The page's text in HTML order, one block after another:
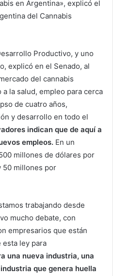
en Argentina», explicó el
del Cannabis
Productivo, y uno
explicó en el Senado, al
del cannabis
la salud, empleo para cerca
de cuatro años,
y desarrollo en todo el
indican que de aquí a
empleos. En un
millones de dólares por
50 millones por
trabajando desde
mucho debate, con
empresarios que están
esta ley para
una nueva industria, una
que genera huella